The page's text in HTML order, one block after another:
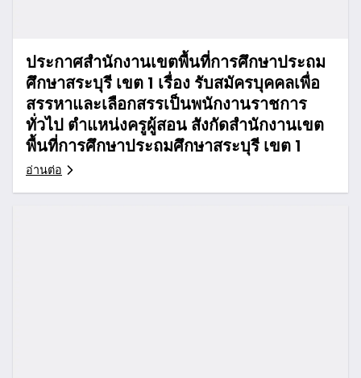
ประกาศสำนักงานเขตพื้นที่การศึกษาประถม
ศึกษาสระบุรี เขต 1 เรื่อง รับสมัครบุคคลเพื่อ
สรรหาและเลือกสรรเป็นพนักงานราชการ
ทั่วไป ตำแหน่งครูผู้สอน สังกัดสำนักงานเขต
พื้นที่การศึกษาประถมศึกษาสระบุรี เขต 1
อ่านต่อ